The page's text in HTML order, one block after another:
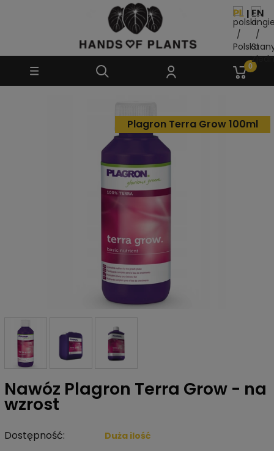
Plagron Terra Grow 100ml
Nawóz Plagron Terra Grow - na
wzrost
Dostępność: Duża ilość